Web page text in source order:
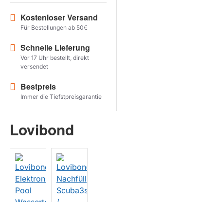
PRODUKTE ANZEIGEN
Kostenloser Versand
Für Bestellungen ab 50€
Schnelle Lieferung
Vor 17 Uhr bestellt, direkt
versendet
Bestpreis
Immer die Tiefstpreisgarantie
Lovibond